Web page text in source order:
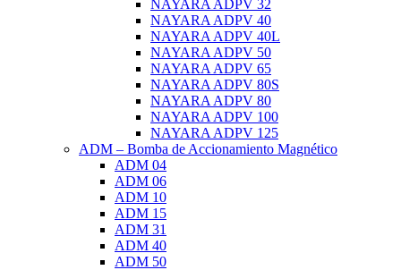
NAYARA ADPV 32
NAYARA ADPV 40
NAYARA ADPV 40L
NAYARA ADPV 50
NAYARA ADPV 65
NAYARA ADPV 80S
NAYARA ADPV 80
NAYARA ADPV 100
NAYARA ADPV 125
ADM – Bomba de Accionamiento Magnético
ADM 04
ADM 06
ADM 10
ADM 15
ADM 31
ADM 40
ADM 50